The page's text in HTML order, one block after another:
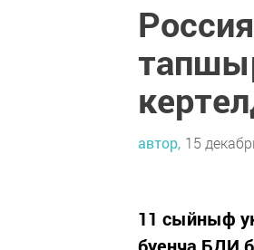
автор, 15
11 сыйныф